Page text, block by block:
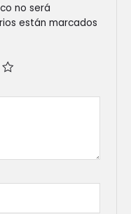
no será
están marcados